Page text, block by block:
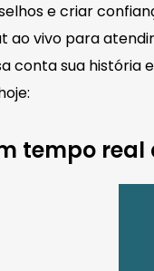
e criar
ao vivo para
conta sua história
tempo real